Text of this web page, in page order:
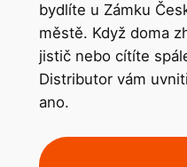
bydlíte u Zámku
městě. Když doma
jistič nebo cítíte
Distributor vám
ano.